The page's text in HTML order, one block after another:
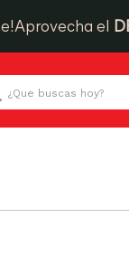
Aprovecha el
buscas hoy?